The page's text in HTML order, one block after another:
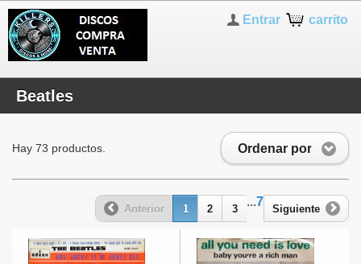
carrito
Entrar
Beatles
Ordenar por
Hay 73 productos.
Anterior 1 2 3
...7
Siguiente